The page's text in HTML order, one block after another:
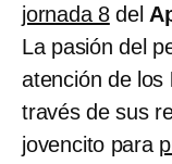
jornada 8del
La pasión del
atención de los
través de sus
jovencito para